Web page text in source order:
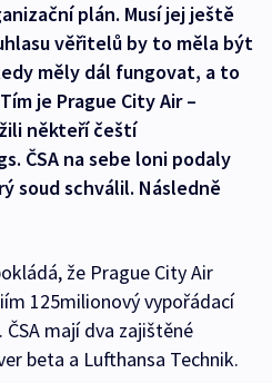
plán. Musí jej ještě
věřitelů by to měla být
měly dál fungovat, a to
je Prague City Air –
někteří čeští
ČSA na sebe loni podaly
soud schválil. Následně
že Prague City Air
125milionový vypořádací
mají dva zajištěné
beta a Lufthansa Technik.